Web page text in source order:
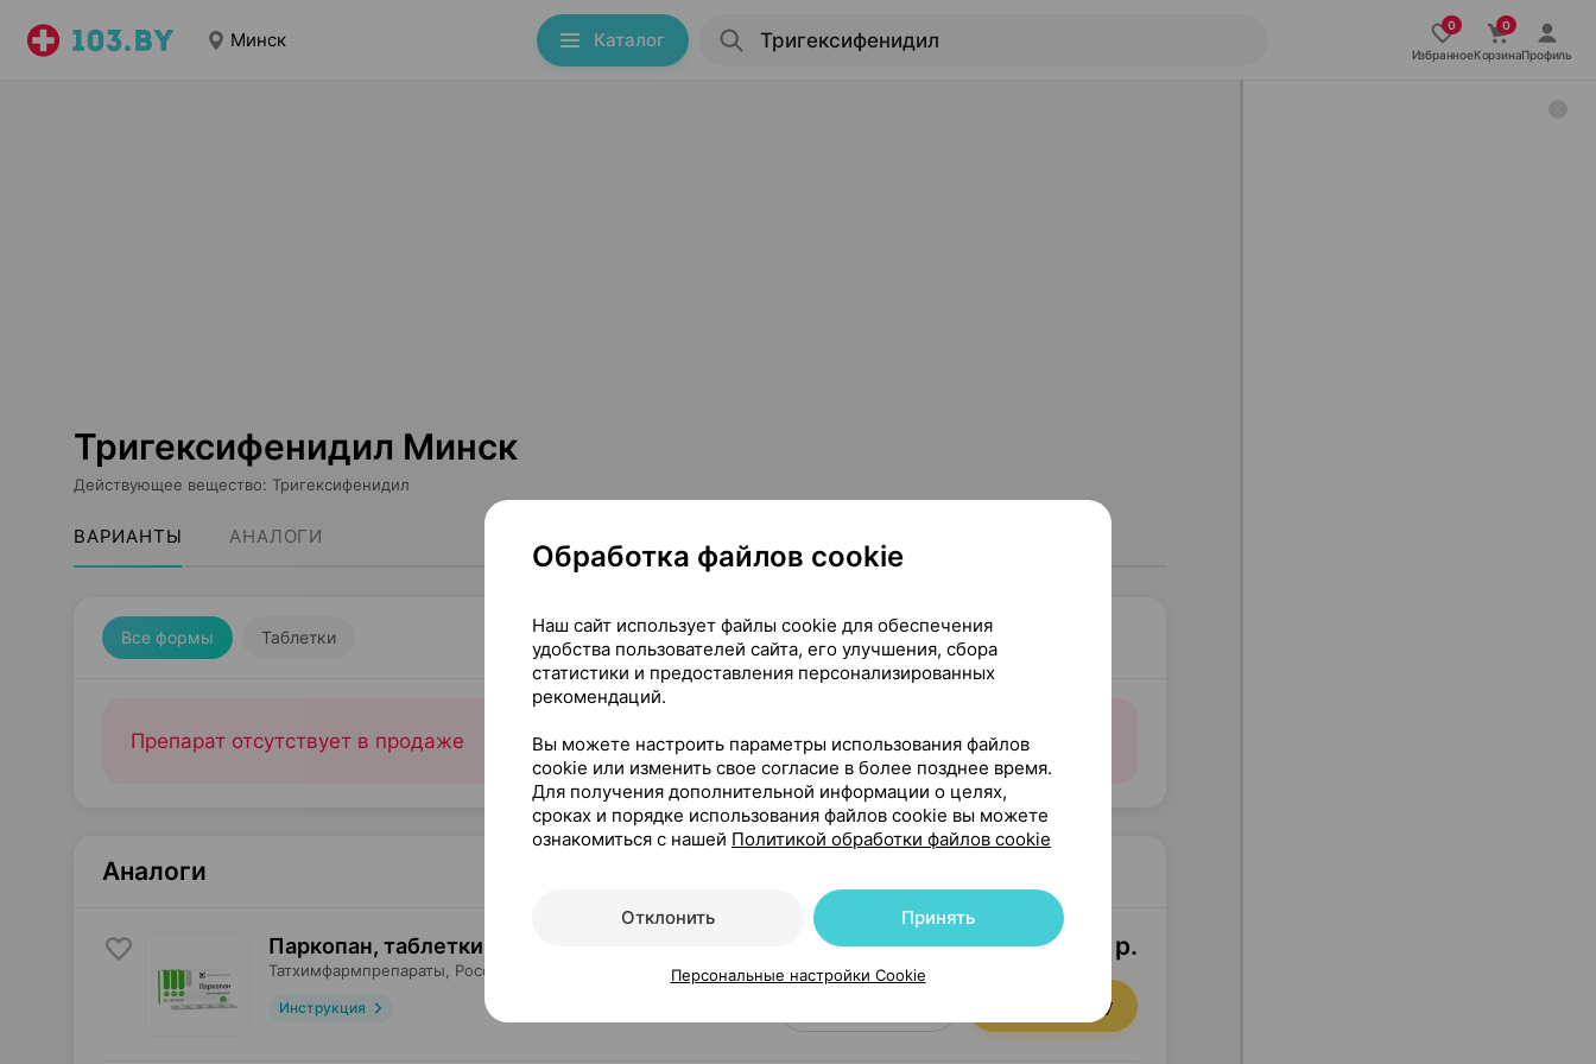
Минск Каталог
ИзбранноеКорзинаПрофиль
Тригексифенидил Минск
Действующее вещество: Тригексифенидил
ВАРИАНТЫ АНАЛОГИ
Все формы Таблетки
Препарат отсутствует в продаже
Аналоги
Паркопан, таблетки
Татхимфармпрепараты , Россия
Инструкция
1,79 — 1,80 р.
В корзину
Обработка файлов cookie
Наш сайт использует файлы cookie для обеспечения
удобства пользователей сайта, его улучшения, сбора
статистики и предоставления персонализированных
рекомендаций.
Вы можете настроить параметры использования файлов
cookie или изменить свое согласие в более позднее время.
Для получения дополнительной информации о целях,
сроках и порядке использования файлов cookie вы можете
ознакомиться с нашей Политикой обработки файлов cookie
Отклонить Принять
Персональные настройки Cookie